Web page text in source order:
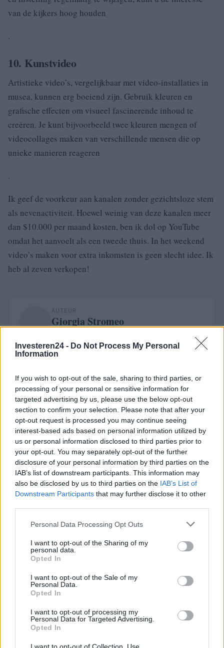
Investeren24 - Do Not Process My Personal
Information
If you wish to opt-out of the sale, sharing to third parties, or
processing of your personal or sensitive information for
targeted advertising by us, please use the below opt-out
section to confirm your selection. Please note that after your
opt-out request is processed you may continue seeing
interest-based ads based on personal information utilized by
us or personal information disclosed to third parties prior to
your opt-out. You may separately opt-out of the further
disclosure of your personal information by third parties on the
IAB’s list of downstream participants. This information may
also be disclosed by us to third parties on the IAB’s List of
Downstream Participants that may further disclose it to other
Please note that this website/app uses one or more Google
not limited to your visit or usage behaviour. You may click to
grant or deny consent to Google and its third-party tags to
use your data for below specified purposes in below Google
consent section.
Personal Data Processing Opt Outs
I want to opt-out of the Sharing of my
personal data.
Opted In
I want to opt-out of the Sale of my
Personal Data.
Opted In
I want to opt-out of processing my
Personal Data for Targeted Advertising.
Opted In
van de kijkers hoog houden
.
10. Kunstvideo
Artistieke video’s, vergelijkbaar met video-installaties in
musea, kunnen erg boeiend zijn. Gebruik kleuren en
grafische effecten om visueel fascinerende inhoud te
creëren. Je kunt bijvoorbeeld twee kleuren mengen of
videocollages maken van verschillende mensen die op
unieke manieren reageren
.
Ik geef de voorkeur aan kanalen zonder gezichtsloze stem
als nevenactiviteit. Hoewel weinig van deze kanalen meer
dan $10.000 per maand kosten, ben ik dol op YouTube
omdat het aanvoelt als een tweede thuis. In het weekend
video’s maken voor extra inkomsten is geen slecht idee. Ik
heb al zeven verkopen!
AUTEUR
Giorgia Stromeo
Verder lezen